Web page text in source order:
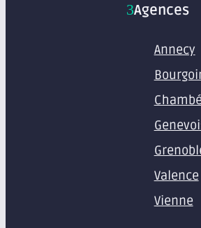
Agences
Annecy
Valence
Vienne